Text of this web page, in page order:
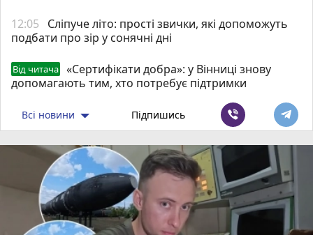
12:05
Сліпуче літо: прості звички, які допоможуть
подбати про зір у сонячні дні
Від читача
«Сертифікати добра»: у Вінниці знову
допомагають тим, хто потребує підтримки
Всі новини Підпишись